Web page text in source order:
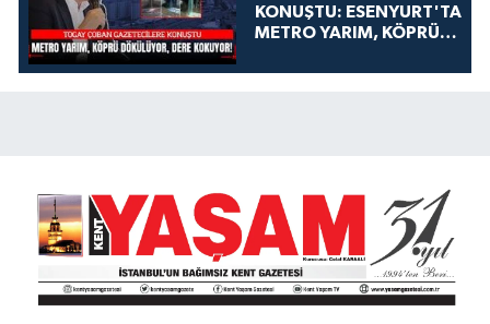
KONUŞTU: ESENYURT'TA
METRO YARIM, KÖPRÜ
KOKUYOR!